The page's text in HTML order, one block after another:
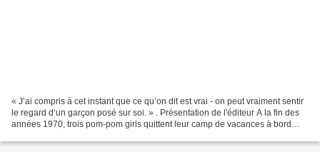
« J’ai compris à cet instant que ce qu’on dit est vrai - on peut vraiment sentir
le regard d’un garçon posé sur soi. » . Présentation de l'éditeur A la fin des
années 1970, trois pom-pom girls quittent leur camp de vacances à bord